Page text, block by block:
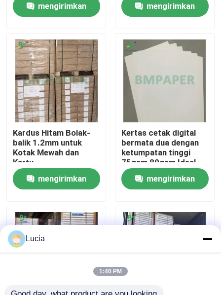
Rumah
Produk
Tentang kita
Wisata pabrik
Kontrol kualitas
Hubungi kami
Semua Kasus
Kertas NCR tanpa karbon
mengirimkan
mengirimkan
Kardus Hitam Bolak-
balik 1.2mm untuk
Kotak Mewah dan
Kartu
mengirimkan
Kertas cetak digital
bermata dua dengan
ketumpatan tinggi
75gsm 80gsm Ideal
untuk brosur &
katalogmengirimkan
Lucia
1:40 PM